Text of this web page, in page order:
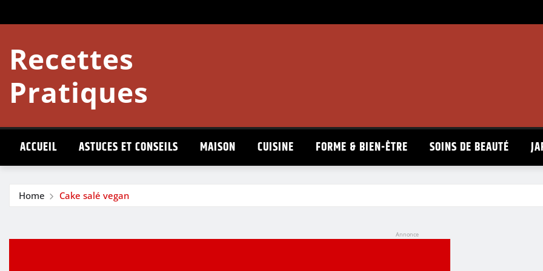
to
Recettes
Pratiques
ACCUEIL ASTUCES ET CONSEILS MAISON CUISINE FORME & BIEN-ÊTRE SOINS DE BEAUTÉ
Home Cake salé vegan
Annonce